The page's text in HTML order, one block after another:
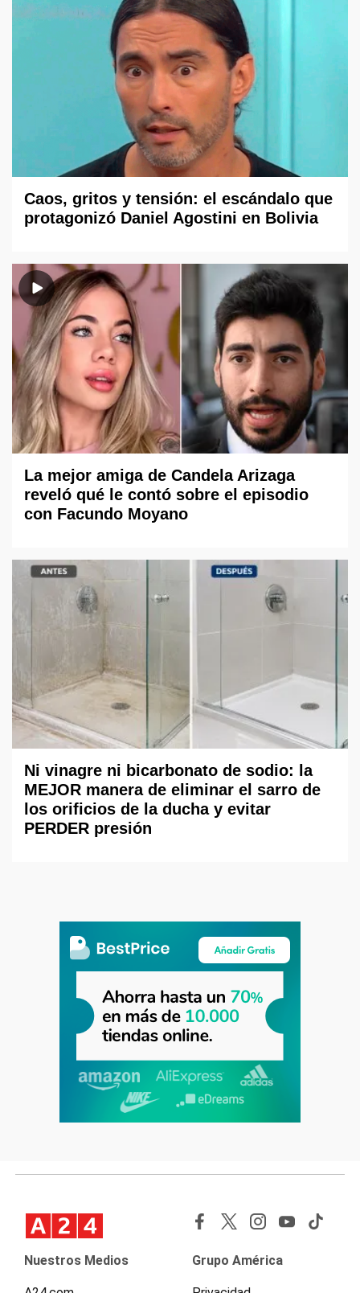
Caos, gritos y tensión: el escándalo que
protagonizó Daniel Agostini en Bolivia
La mejor amiga de Candela Arizaga
reveló qué le contó sobre el episodio
con Facundo Moyano
Ni vinagre ni bicarbonato de sodio: la
MEJOR manera de eliminar el sarro de
los orificios de la ducha y evitar
PERDER presión
Nuestros Medios Grupo América